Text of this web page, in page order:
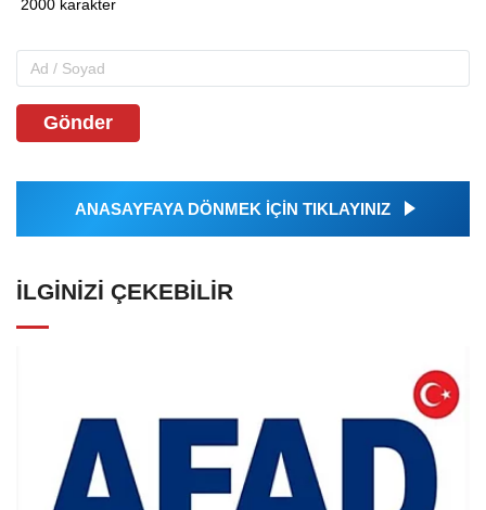
Gönder
ANASAYFAYA DÖNMEK İÇİN TIKLAYINIZ
İLGINIZI ÇEKEBILIR